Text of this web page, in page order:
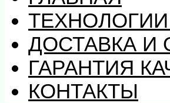
ТЕХНОЛОГИИ
ДОСТАВКА И
ГАРАНТИЯ
КОНТАКТЫ